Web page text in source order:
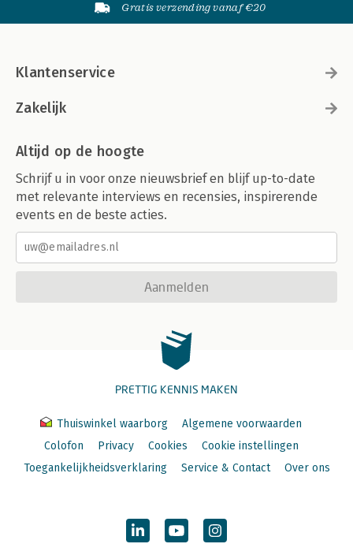
Gratis verzending vanaf €20
Klantenservice
Zakelijk
Altijd op de hoogte
Schrijf u in voor onze nieuwsbrief en blijf up-to-date
met relevante interviews en recensies, inspirerende
events en de beste acties.
Aanmelden
PRETTIG KENNIS MAKEN
Thuiswinkel waarborg
Algemene voorwaarden
Colofon
Privacy Cookies
Cookie instellingen
Toegankelijkheidsverklaring
Service & Contact Over ons